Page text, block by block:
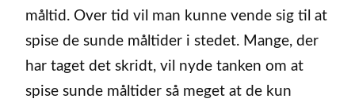
måltid. Over tid vil man kunne vende sig til at
spise de sunde måltider i stedet. Mange, der
har taget det skridt, vil nyde tanken om at
spise sunde måltider så meget at de kun